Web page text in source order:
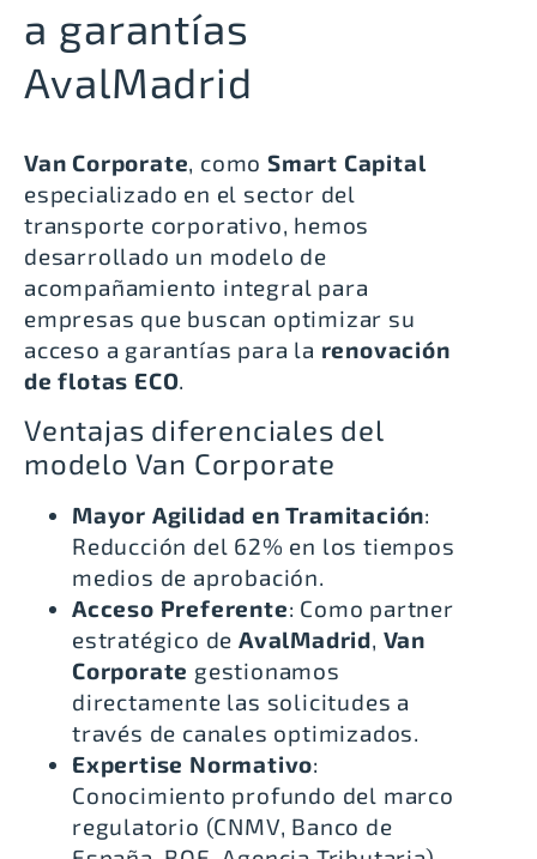
a garantías
AvalMadrid
Van Corporate, comoSmart Capital
especializado en el sector del
transporte corporativo, hemos
desarrollado un modelo de
acompañamiento integral para
empresas que buscan optimizar su
acceso a garantías para la renovación
de flotas ECO.
Ventajas diferenciales del
modelo Van Corporate
Mayor Agilidad en Tramitación:
Reducción del 62% en los tiempos
medios de aprobación.
Acceso Preferente: Como partner
estratégico deAvalMadrid, Van
Corporate gestionamos
directamente las solicitudes a
través de canales optimizados.
Expertise Normativo:
Conocimiento profundo del marco
regulatorio (CNMV, Banco de